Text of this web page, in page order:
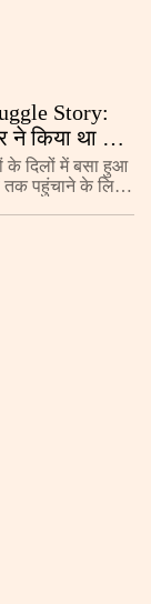
Story:
किया था यह
के दिलों में बसा हुआ
तक पहुंचाने के लिए